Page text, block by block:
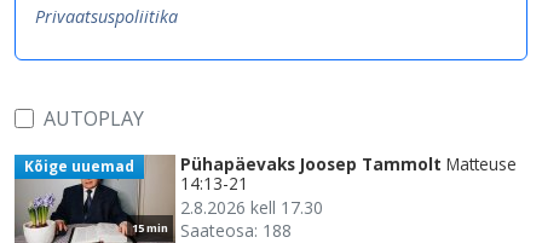
Privaatsuspoliitika
AUTOPLAY
15 min
Kõige uuemad Pühapäevaks Joosep Tammolt Matteuse
14:13-21
2.8.2026 kell 17.30
Saateosa: 188